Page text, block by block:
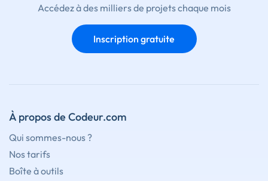
Accédez à des milliers de projets chaque mois
Inscription gratuite
À propos de Codeur.com
Qui sommes-nous ?
Nos tarifs
Boîte à outils